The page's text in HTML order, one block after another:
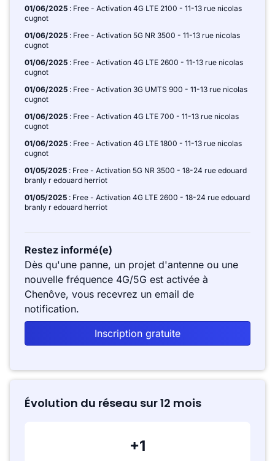
01/06/2025 : Free - Activation 4G LTE 2100 - 11-13 rue nicolas
cugnot
01/06/2025 : Free - Activation 5G NR 3500 - 11-13 rue nicolas
cugnot
01/06/2025 : Free - Activation 4G LTE 2600 - 11-13 rue nicolas
cugnot
01/06/2025 : Free - Activation 3G UMTS 900 - 11-13 rue nicolas
cugnot
01/06/2025 : Free - Activation 4G LTE 700 - 11-13 rue nicolas
cugnot
01/06/2025 : Free - Activation 4G LTE 1800 - 11-13 rue nicolas
cugnot
01/05/2025 : Free - Activation 5G NR 3500 - 18-24 rue edouard
branly r edouard herriot
01/05/2025 : Free - Activation 4G LTE 2600 - 18-24 rue edouard
branly r edouard herriot
Restez informé(e)
Dès qu'une panne, un projet d'antenne ou une
nouvelle fréquence 4G/5G est activée à
Chenôve, vous recevrez un email de
notification.
Inscription gratuite
Évolution du réseau sur 12 mois
+1